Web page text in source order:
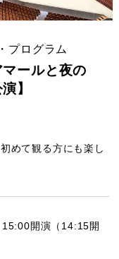
プログラム
ールと夜の
】
めて観る方にも楽し
開演（14:15開